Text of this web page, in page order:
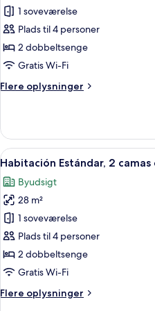
Habitación
Estándar,
2
camas
-
1 soveværelse
Plads til 4 personer
2 dobbeltsenge
Gratis Wi-Fi
Flere oplysninger
Flere
Estándar,
camas
-
No
Fumadores
Indlæs
alle
billeder
af
Habitación
Estándar,
2
camas
-
4
Habitación Estándar, 2
Byudsigt
28 m²
1 soveværelse
Plads til 4 personer
2 dobbeltsenge
Gratis Wi-Fi
Flere oplysninger
Flere